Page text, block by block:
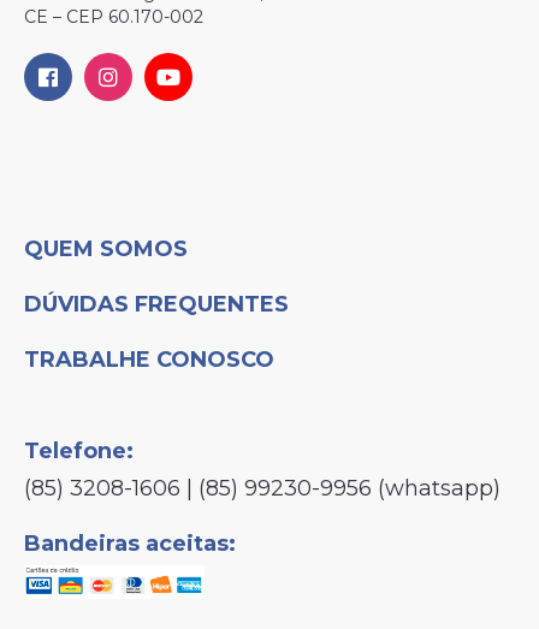
CE – CEP 60.170-002
QUEM SOMOS
DÚVIDAS FREQUENTES
TRABALHE CONOSCO
Telefone:
(85) 3208-1606 | (85) 99230-9956 (whatsapp)
Bandeiras aceitas: